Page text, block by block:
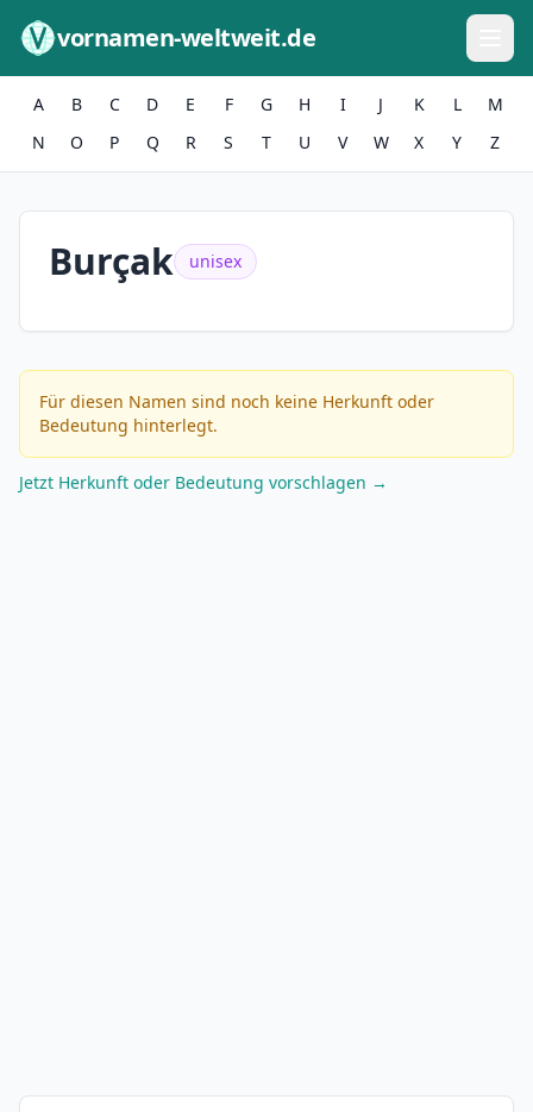
vornamen-weltweit.de
A B C D E F G H I J K L
M
N
O P Q R S T U V W X Y Z
Burçak unisex
Für diesen Namen sind noch keine Herkunft oder
Bedeutung hinterlegt.
Jetzt Herkunft oder Bedeutung vorschlagen →